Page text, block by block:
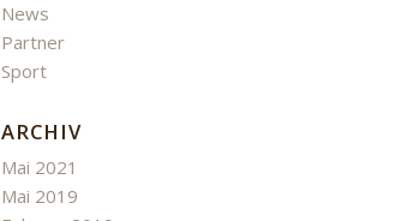
News
Partner
Sport
ARCHIV
Mai 2021
Mai 2019